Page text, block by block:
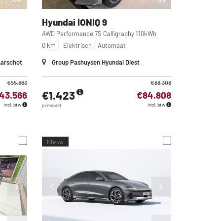
€55.883
incl. btw
Hyundai IONIQ 9
AWD Performance 7S Calligraphy 110kWh
0 km
Elektrisch Automaat
Group Pashuysen Hyundai Diest
€1.423
p/maand
€84.808
€88.308
incl. btw
Nieuw